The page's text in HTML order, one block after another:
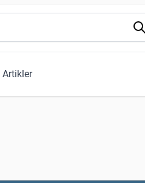
Artikler